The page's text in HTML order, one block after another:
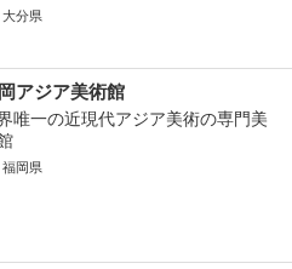
大分県
アジア美術館
唯一の近現代アジア美術の専門美
福岡県